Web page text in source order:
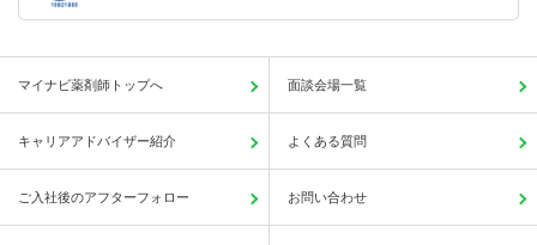
マイナビ薬剤師トップへ 面談会場一覧
キャリアアドバイザー紹介 よくある質問
ご入社後のアフターフォロー お問い合わせ